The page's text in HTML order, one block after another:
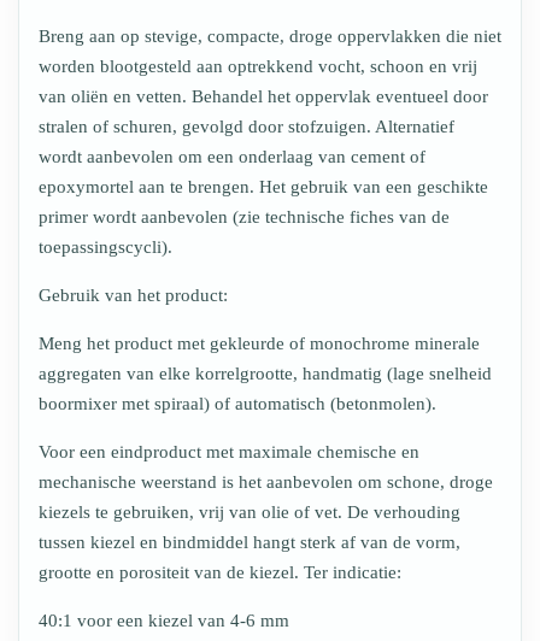
Breng aan op stevige, compacte, droge oppervlakken die niet
worden blootgesteld aan optrekkend vocht, schoon en vrij
van oliën en vetten. Behandel het oppervlak eventueel door
stralen of schuren, gevolgd door stofzuigen. Alternatief
wordt aanbevolen om een onderlaag van cement of
epoxymortel aan te brengen. Het gebruik van een geschikte
primer wordt aanbevolen (zie technische fiches van de
toepassingscycli).
Gebruik van het product:
Meng het product met gekleurde of monochrome minerale
aggregaten van elke korrelgrootte, handmatig (lage snelheid
boormixer met spiraal) of automatisch (betonmolen).
Voor een eindproduct met maximale chemische en
mechanische weerstand is het aanbevolen om schone, droge
kiezels te gebruiken, vrij van olie of vet. De verhouding
tussen kiezel en bindmiddel hangt sterk af van de vorm,
grootte en porositeit van de kiezel. Ter indicatie:
40:1 voor een kiezel van 4-6 mm